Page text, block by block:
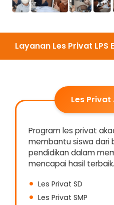
Layanan Les Privat LPS
Les
Program les privat
membantu siswa dari
pendidikan dalam
mencapai hasil terbaik.
Les Privat SD
Les Privat SMP